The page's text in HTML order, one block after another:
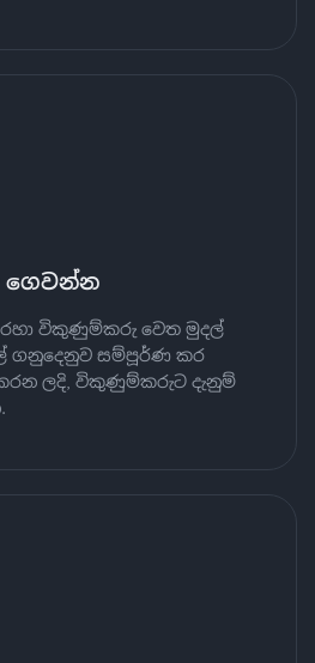
විකුණුම්කරු වෙත මුදල්
ගනුදෙනුව සම්පූර්ණ කර
කරන ලදි, විකුණුම්කරුට දැනුම්